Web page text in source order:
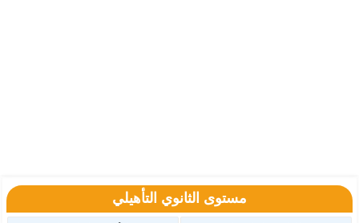
مستوى الثانوي التأهيلي